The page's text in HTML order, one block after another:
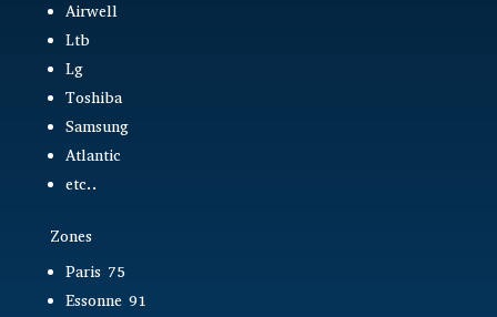
Airwell
Ltb
Lg
Toshiba
Samsung
Atlantic
etc..
Zones
Paris 75
Essonne 91